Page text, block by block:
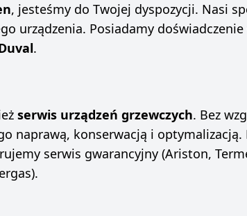
, jesteśmy do Twojej dyspozycji. Nasi
urządzenia. Posiadamy
.
serwis urządzeń grzewczych. Bez
naprawą, konserwacją i optymalizacją.
serwis gwarancyjny (Ariston,